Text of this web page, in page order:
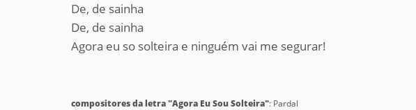
De, de sainha
De, de sainha
Agora eu so solteira e ninguém vai me segurar!
compositores da letra "Agora Eu Sou Solteira": Pardal